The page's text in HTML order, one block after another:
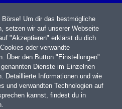
Um dir das bestmögliche
setzen wir auf unserer Webseite
"Akzeptieren" erklärst du dich
oder verwandte
Über den Button "Einstellungen"
Dienste im Einzelnen
Detaillierte Informationen und wie
und verwandten Technologien auf
kannst, findest du in
.